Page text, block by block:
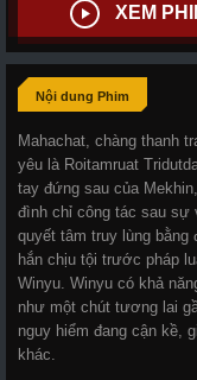
XEM
Nội dung Phim
Mahachat, chàng thanh
yêu là Roitamruat
tay đứng sau của
đình chỉ công tác sau sự
quyết tâm truy lùng
hắn chịu tội trước pháp
Winyu. Winyu có khả
như một chút tương lai
nguy hiểm đang cận kề,
khác.